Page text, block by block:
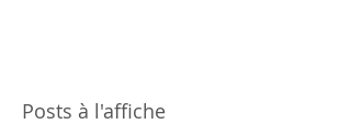
Posts à l'affiche